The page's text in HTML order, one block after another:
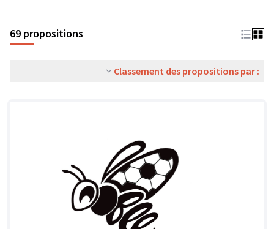
69 propositions
Classement des propositions par :